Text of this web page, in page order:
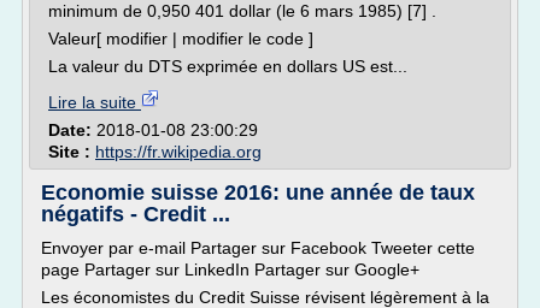
minimum de 0,950 401 dollar (le 6 mars 1985) [7] .
Valeur[ modifier | modifier le code ]
La valeur du DTS exprimée en dollars US est...
Lire la suite
Date: 2018-01-08 23:00:29
Site : https://fr.wikipedia.org
Economie suisse 2016: une année de taux
négatifs - Credit ...
Envoyer par e-mail Partager sur Facebook Tweeter cette
page Partager sur LinkedIn Partager sur Google+
Les économistes du Credit Suisse révisent légèrement à la